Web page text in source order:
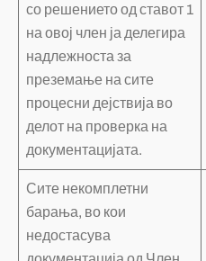
со решението од ставот 1
на овој член ја делегира
надлежноста за
преземање на сите
процесни дејствија во
делот на проверка на
документацијата.
Сите некомплетни
барања, во кои
недостасува